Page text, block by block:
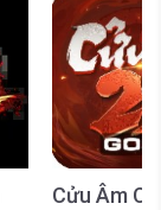
Cửu Âm